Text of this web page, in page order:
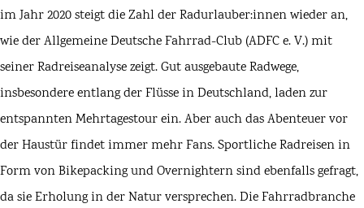
im Jahr 2020 steigt die Zahl der Radurlauber:innen wieder an,
wie der Allgemeine Deutsche Fahrrad-Club (ADFCe. V.) mit
seiner Radreiseanalyse zeigt. Gut ausgebaute Radwege,
insbesondere entlang der Flüsse in Deutschland, laden zur
entspannten Mehrtagestour ein. Aber auch das Abenteuer vor
der Haustür findet immer mehr Fans. Sportliche Radreisen in
Form vonBikepackingund Overnightern sind ebenfalls gefragt,
da sie Erholung in der Natur versprechen. Die Fahrradbranche